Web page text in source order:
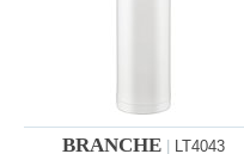
BRANCHE LT4043